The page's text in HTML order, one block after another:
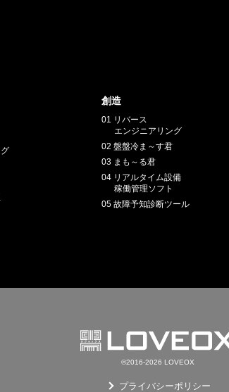
創造
01 リバース
エンジニアリング
02 盤盤冷ま～す君
03 まも～る君
04 リアルタイム設備
稼働管理ソフト
05 故障予知診断ツール
©2016-2026 LOVEOX
プライバシーポリシー